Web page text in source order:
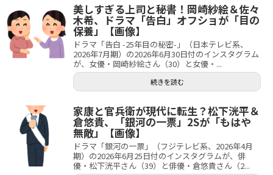
美しすぎる上司と秘書！岡崎紗絵＆佐々
木希、ドラマ「告白」オフショが「目の
保養」【画像】
ドラマ「告白 -25年目の秘密-」（日本テレビ系、
2026年7月期）の2026年6月30日付のインスタグラム
が、女優・岡崎紗絵さん（30）と女優・...
続きを読む
家康と官兵衛が現代に転生？松下洸平＆
倉悠貴、「銀河の一票」2Sが「もはや
無敵」【画像】
ドラマ「銀河の一票」（フジテレビ系、2026年4月
期）の2026年6月25日付のインスタグラムが、俳
優・松下洸平さん（39）と俳優・倉悠貴さん（2...